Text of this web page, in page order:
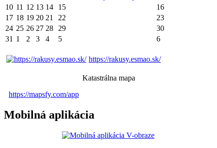
10 11 12 13 14 15
16
17 18 19 20 21 22
23
24 25 26 27 28 29
30
31 1 2 3 4 5 6
https://rakusy.esmao.sk/
Katastrálna mapa
https://mapsfy.com/app
Mobilná aplikácia